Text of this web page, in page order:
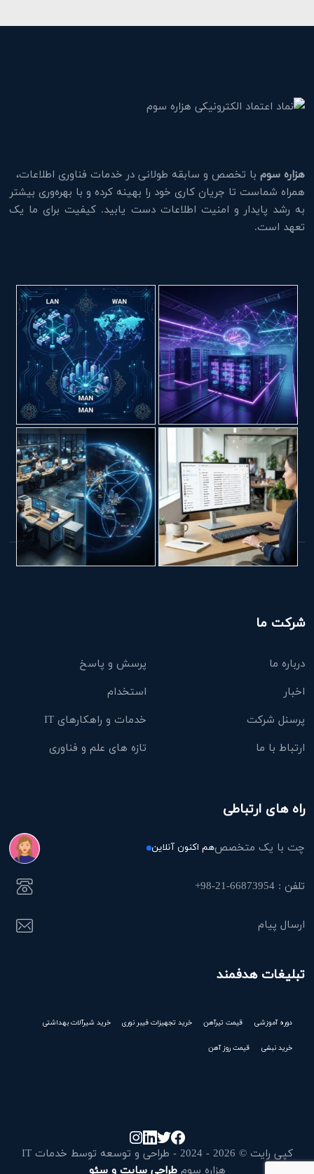
هزاره سوم با تخصص و سابقه طولانی در خدمات فناوری اطلاعات،
همراه شماست تا جریان کاری خود را بهینه کرده و با بهره‌وری بیشتر
به رشد پایدار و امنیت اطلاعات دست یابید. کیفیت برای ما یک
تعهد است.
شرکت ما
درباره ما
پرسش و پاسخ
اخبار
استخدام
پرسنل شرکت
خدمات و راهکارهای IT
ارتباط با ما
تازه های علم و فناوری
راه های ارتباطی
چت با یک متخصصهم اکنون آنلاین
تلفن : 66873954-21-98+
ارسال پیام
تبلیغات هدفمند
دوره آموزشی قیمت تیرآهن خرید تجهیزات فیبر نوری خرید شیرآلات بهداشتی
خرید نبشی قیمت روز آهن
کپی رایت © 2026 - 2024 - طراحی و توسعه توسط خدمات IT
هزاره سومطراحی سایت و سئو